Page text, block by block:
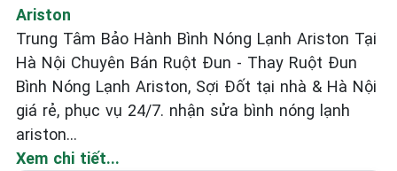
Ariston
Trung Tâm Bảo Hành Bình Nóng Lạnh Ariston Tại
Hà Nội Chuyên Bán Ruột Đun - Thay Ruột Đun
Bình Nóng Lạnh Ariston, Sợi Đốt tại nhà & Hà Nội
giá rẻ, phục vụ 24/7. nhận sửa bình nóng lạnh
ariston...
Xem chi tiết...